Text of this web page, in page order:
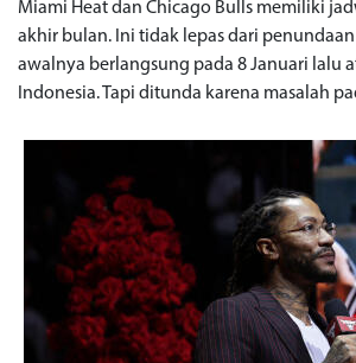
Miami Heat dan Chicago Bulls memiliki
akhir bulan. Ini tidak lepas dari
awalnya berlangsung pada 8 Januari lalu
Indonesia. Tapi ditunda karena masalah